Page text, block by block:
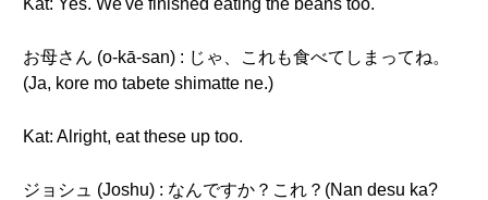
Kat: Yes. We've finished eating the beans too.
お母さん (o-kā-san) : じゃ、これも食べてしまってね。
(Ja, kore mo tabete shimatte ne.)
Kat: Alright, eat these up too.
ジョシュ (Joshu) : なんですか？これ？(Nan desu ka?